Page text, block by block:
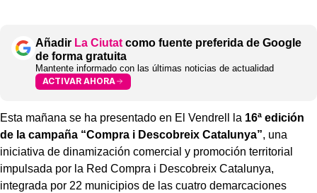
Añadir La Ciutat como fuente preferida de Google
de forma gratuita
Mantente informado con las últimas noticias de actualidad
ACTIVAR AHORA
Esta mañana se ha presentado en El Vendrell la 16ª edición
de la campaña “Compra i Descobreix Catalunya”, una
iniciativa de dinamización comercial y promoción territorial
impulsada por la Red Compra i Descobreix Catalunya,
integrada por 22 municipios de las cuatro demarcaciones